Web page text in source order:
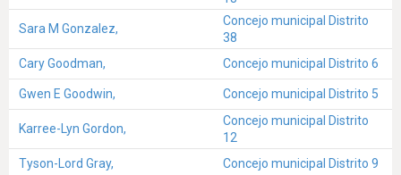
Sara M Gonzalez,
Concejo municipal Distrito
38
Cary Goodman,
Concejo municipal Distrito 6
Gwen E Goodwin, Concejo municipal Distrito 5
Karree-Lyn Gordon,
Concejo municipal Distrito
12
Tyson-Lord Gray,
Concejo municipal Distrito 9